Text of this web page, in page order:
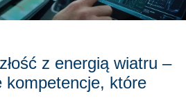
z energią wiatru –
kompetencje, które